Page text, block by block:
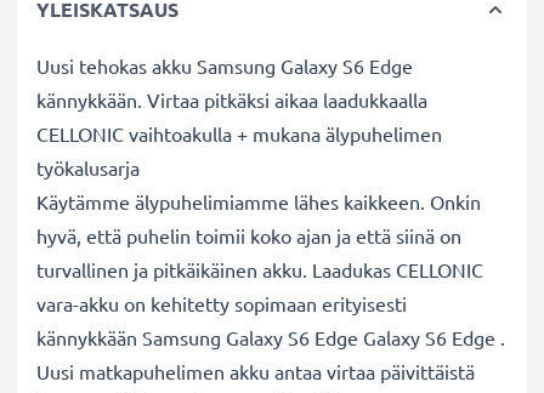
YLEISKATSAUS
Uusi tehokas akku Samsung Galaxy S6 Edge
kännykkään. Virtaa pitkäksi aikaa laadukkaalla
CELLONIC vaihtoakulla + mukana älypuhelimen
työkalusarja
Käytämme älypuhelimiamme lähes kaikkeen. Onkin
hyvä, että puhelin toimii koko ajan ja että siinä on
turvallinen ja pitkäikäinen akku. Laadukas CELLONIC
vara-akku on kehitetty sopimaan erityisesti
kännykkään Samsung Galaxy S6 Edge Galaxy S6 Edge .
Uusi matkapuhelimen akku antaa virtaa päivittäistä